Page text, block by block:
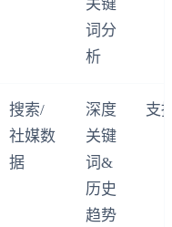
关键
词分
析
搜索/
社媒数
据
深度
关键
词&
历史
趋势
支